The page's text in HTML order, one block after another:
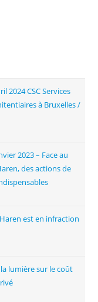
2024 CSC Services
à Bruxelles /
2023 – Face au
des actions de
est en infraction
lumière sur le coût